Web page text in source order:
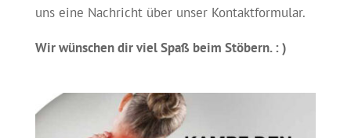
uns eine Nachricht über unser Kontaktformular.
Wir wünschen dir viel Spaß beim Stöbern. : )